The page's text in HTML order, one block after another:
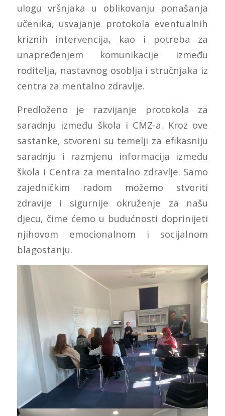
ulogu vršnjaka u oblikovanju ponašanja
učenika, usvajanje protokola eventualnih
kriznih intervencija, kao i potreba za
unapređenjem komunikacije između
roditelja, nastavnog osoblja i stručnjaka iz
centra za mentalno zdravlje.
Predloženo je razvijanje protokola za
saradnju između škola i CMZ-a. Kroz ove
sastanke, stvoreni su temelji za efikasniju
saradnju i razmjenu informacija između
škola i Centra za mentalno zdravlje. Samo
zajedničkim radom možemo stvoriti
zdravije i sigurnije okruženje za našu
djecu, čime ćemo u budućnosti doprinijeti
njihovom emocionalnom i socijalnom
blagostanju.